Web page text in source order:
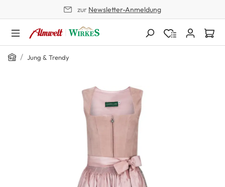
zur Newsletter-Anmeldung
Home
/ Jung & Trendy